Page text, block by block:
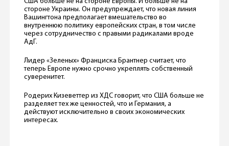
стороне Украины. Он предупреждает, что новая линия
Вашингтона предполагает вмешательство во
внутреннюю политику европейских стран, в том числе
через сотрудничество с правыми радикалами вроде
АдГ.
Лидер «Зеленых» Франциска Брантнер считает, что
теперь Европе нужно срочно укреплять собственный
суверенитет.
Родерих Кизеветтер из ХДС говорит, что США больше не
разделяет тех же ценностей, что и Германия, а
действуют исключительно в своих экономических
интересах.